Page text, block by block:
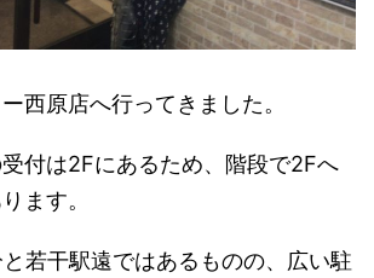
西原店へ行ってきました。
付は2Fにあるため、階段で2Fへ
ます。
若干駅遠ではあるものの、広い駐